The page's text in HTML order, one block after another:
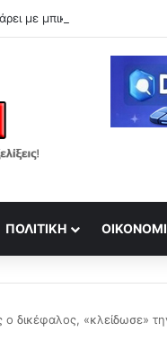
με μπικίνι στην παραλία
ΠΟΛΙΤΙΚΉ
δικέφαλος, «κλείδωσε»